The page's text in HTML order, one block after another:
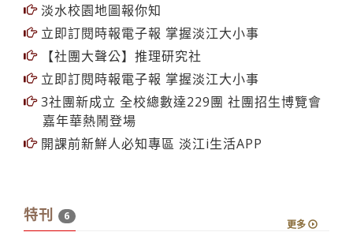
淡水校園地圖報你知
立即訂閱時報電子報 掌握淡江大小事
【社團大聲公】推理研究社
立即訂閱時報電子報 掌握淡江大小事
3社團新成立 全校總數達229團 社團招生博覽會
嘉年華熱鬧登場
開課前新鮮人必知專區 淡江i生活APP
特刊 6
更多